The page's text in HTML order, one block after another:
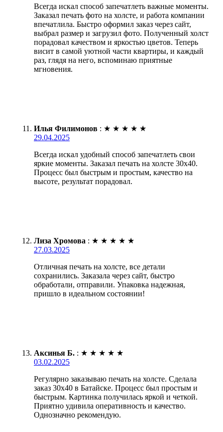
Всегда искал способ запечатлеть важные моменты.
Заказал печать фото на холсте, и работа компании
впечатлила. Быстро оформил заказ через сайт,
выбрал размер и загрузил фото. Полученный холст
порадовал качеством и яркостью цветов. Теперь
висит в самой уютной части квартиры, и каждый
раз, глядя на него, вспоминаю приятные
мгновения.
Илья Филимонов : ★ ★ ★ ★ ★
29.04.2025
Всегда искал удобный способ запечатлеть свои
яркие моменты. Заказал печать на холсте 30х40.
Процесс был быстрым и простым, качество на
высоте, результат порадовал.
Лиза Хромова : ★ ★ ★ ★ ★
27.03.2025
Отличная печать на холсте, все детали
сохранились. Заказала через сайт, быстро
обработали, отправили. Упаковка надежная,
пришло в идеальном состоянии!
Аксинья Б. : ★ ★ ★ ★ ★
03.02.2025
Регулярно заказываю печать на холсте. Сделала
заказ 30х40 в Батайске. Процесс был простым и
быстрым. Картинка получилась яркой и четкой.
Приятно удивила оперативность и качество.
Однозначно рекомендую.